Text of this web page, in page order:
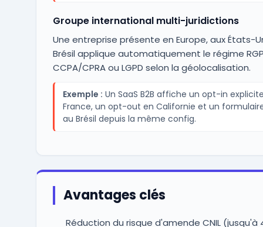
Groupe international multi-juridictions
Une entreprise présente en Europe, aux États-
Brésil applique automatiquement le régime
CCPA/CPRA ou LGPD selon la géolocalisation.
Exemple : Un SaaS B2B affiche un opt-in
France, un opt-out en Californie et un formulaire
au Brésil depuis la même config.
Avantages clés
Réduction du risque d'amende CNIL (jusqu'à